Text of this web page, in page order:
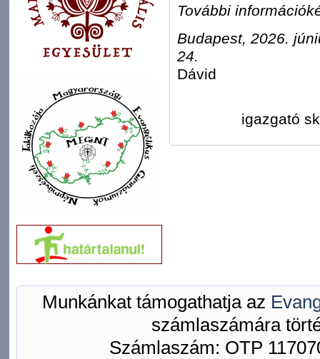
További
Budapest, 2026.
Dávid
igazgató
Munkánkat támogathatja az
számlaszámára
Számlaszám: OTP